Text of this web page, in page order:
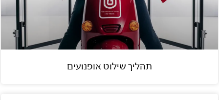
תהליך שילוט אופנועים